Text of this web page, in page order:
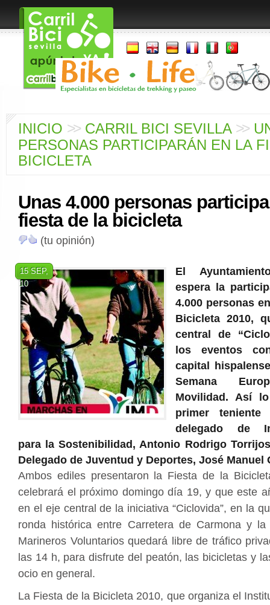
INICIO >> CARRIL BICI SEVILLA >>
PERSONAS PARTICIPARÁN EN LA
BICICLETA
Unas 4.000 personas
fiesta de la bicicleta
(tu opinión)
15 SEP,
10
El
espera la
4.000 personas
Bicicleta 2010,
central de
los eventos
capital
Semana
Movilidad. Así
primer
delegado de
para la Sostenibilidad, Antonio Rodrigo
Delegado de Juventud y Deportes, José Manuel
Ambos ediles presentaron la Fiesta de la
celebrará el próximo domingo día 19, y que este
en el eje central de la iniciativa “Ciclovida”, en la
ronda histórica entre Carretera de Carmona y
Marineros Voluntarios quedará libre de tráfico
las 14 h, para disfrute del peatón, las bicicletas y
ocio en general.
La Fiesta de la Bicicleta 2010, que organiza el